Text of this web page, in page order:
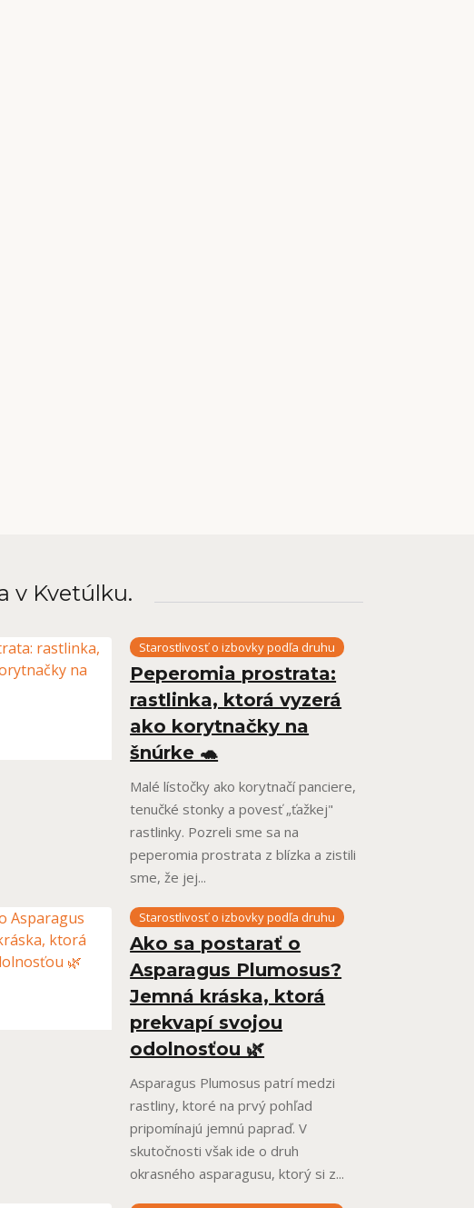
v Kvetúlku.
Starostlivosť o izbovky podľa druhu
Peperomia prostrata:
rastlinka, ktorá vyzerá
ako korytnačky na
šnúrke 🐢
Malé lístočky ako korytnačí panciere,
tenučké stonky a povesť „ťažkej"
rastlinky. Pozreli sme sa na
peperomia prostrata z blízka a zistili
sme, že jej...
Starostlivosť o izbovky podľa druhu
Ako sa postarať o
Asparagus Plumosus?
Jemná kráska, ktorá
prekvapí svojou
odolnosťou 🌿
Asparagus Plumosus patrí medzi
rastliny, ktoré na prvý pohľad
pripomínajú jemnú papraď. V
skutočnosti však ide o druh
okrasného asparagusu, ktorý si z...